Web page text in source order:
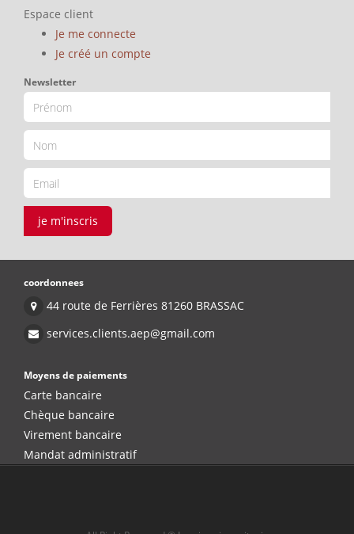
Espace client
Je me connecte
Je créé un compte
Newsletter
je m'inscris
coordonnees
44 route de Ferrières 81260 BRASSAC
services.clients.aep@gmail.com
Moyens de paiements
Carte bancaire
Chèque bancaire
Virement bancaire
Mandat administratif